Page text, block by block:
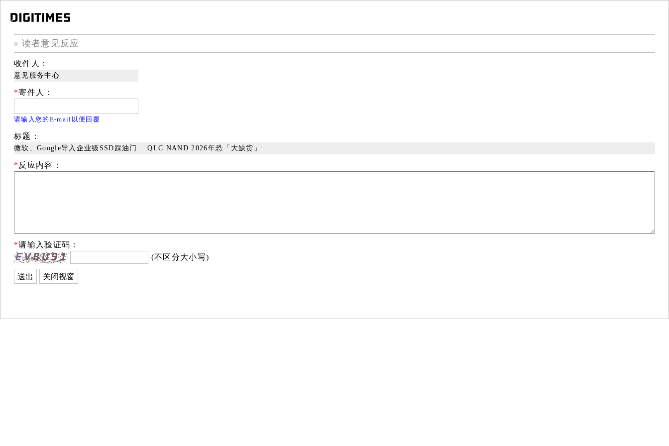
■ 读者意见反应
收件人：
意见服务中心
*寄件人：
请输入您的E-mail以便回覆
标题：
微软、Google导入企业级SSD踩油门 QLC NAND 2026年恐「大缺货」
* 反应内容：
*请输入验证码：
(不区分大小写)